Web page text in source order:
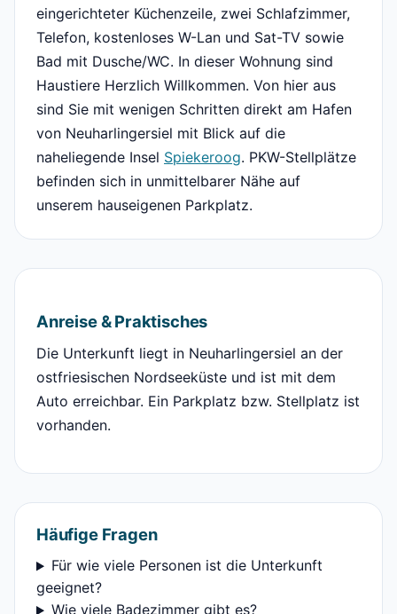
eingerichteter Küchenzeile, zwei Schlafzimmer,
Telefon, kostenloses W-Lan und Sat-TV sowie
Bad mit Dusche/WC. In dieser Wohnung sind
Haustiere Herzlich Willkommen. Von hier aus
sind Sie mit wenigen Schritten direkt am Hafen
von Neuharlingersiel mit Blick auf die
naheliegende Insel Spiekeroog. PKW-Stellplätze
befinden sich in unmittelbarer Nähe auf
unserem hauseigenen Parkplatz.
Anreise & Praktisches
Die Unterkunft liegt in Neuharlingersiel an der
ostfriesischen Nordseeküste und ist mit dem
Auto erreichbar. Ein Parkplatz bzw. Stellplatz ist
vorhanden.
Häufige Fragen
Für wie viele Personen ist die Unterkunft
geeignet?
Wie viele Badezimmer gibt es?